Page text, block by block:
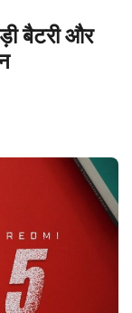
बैटरी और